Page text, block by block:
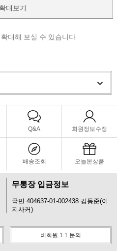
확대보기
대해 보실 수 있습니다
Q&A 회원정보수정
배송조회 오늘본상품
무통장 입금정보
국민 404637-01-002438 김동준(이
지사커)
비회원 1:1 문의